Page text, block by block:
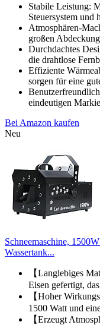
Stabile Leistung:
Steuersystem und
Atmosphären-
großen
Durchdachtes
die drahtlose
Effiziente
sorgen für eine
eindeutigen
Bei Amazon kaufen
Neu
Schneemaschine,
Wassertank...
【Langlebiges
Eisen gefertigt,
【Hoher
1500 Watt und
【Erzeugt